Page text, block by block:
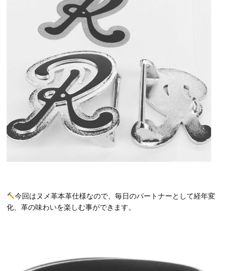
今回はヌメ革本革仕様なので、毎日のパートナーとして経年変
化、革の味わいを楽しむ事ができます。